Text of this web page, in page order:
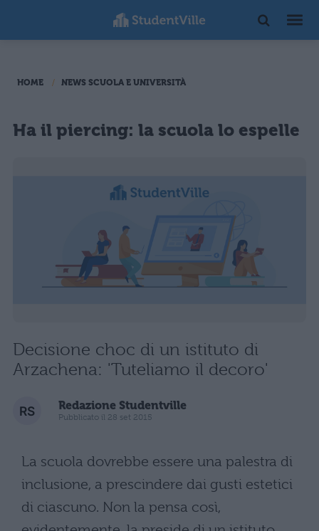
HOME NEWS SCUOLA E UNIVERSITÀ
Ha il piercing: la scuola lo espelle
Decisione choc di un istituto di
Arzachena: 'Tuteliamo il decoro'
Redazione Studentville
Pubblicato il 28 set 2015
La scuola dovrebbe essere una palestra di
inclusione, a prescindere dai gusti estetici
di ciascuno. Non la pensa così,